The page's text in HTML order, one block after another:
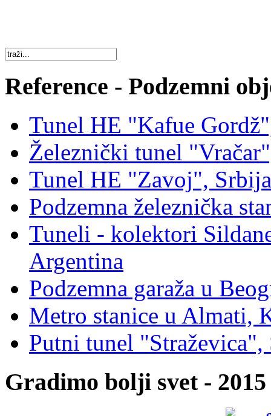
Reference - Podzemni
Tunel HE "Kafue
Železnički tunel
Tunel HE "Zavoj", Srbija
Podzemna železnička
Tuneli - kolektori
Argentina
Podzemna garaža u
Мetro stanicе u Almati,
Putni tunel "Straževica",
Gradimo bolji svet - 2015